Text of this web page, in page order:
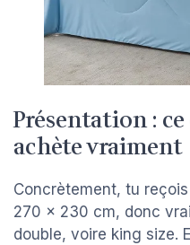
Présentation : ce
achète vraiment
Concrètement, tu
270 x 230 cm, donc
double, voire king size.